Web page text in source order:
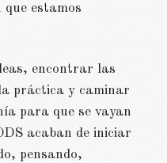
estamos
encontrar las
práctica y caminar
para que se vayan
acaban de iniciar
pensando,